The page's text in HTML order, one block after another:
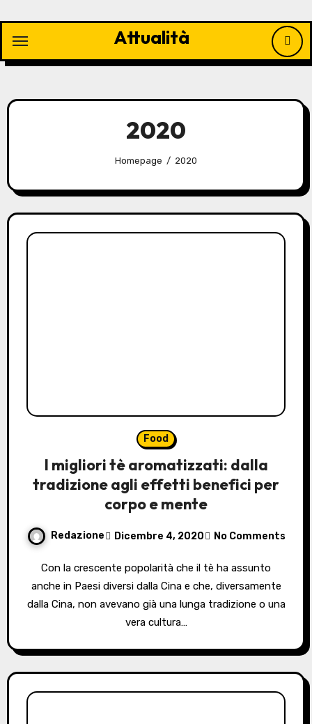
contenuto
Attualità
2020
Homepage 2020
Food
I migliori tè aromatizzati: dalla
tradizione agli effetti benefici per
corpo e mente
Redazione Dicembre 4, 2020 No Comments
Con la crescente popolarità che il tè ha assunto
anche in Paesi diversi dalla Cina e che, diversamente
dalla Cina, non avevano già una lunga tradizione o una
vera cultura…